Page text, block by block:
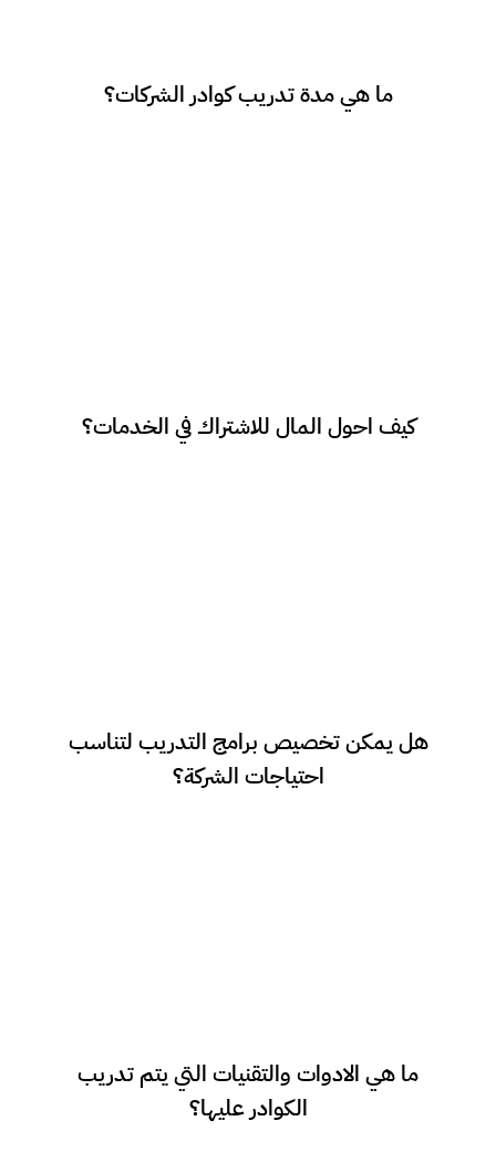
ما هي مدة تدريب كوادر الشركات؟
مدة التدريب تعتمد على متطلبات الشركة واهداف
الكوادر المراد تدريبها.
كيف احول المال للاشتراك في الخدمات؟
متاح تحويلات بنكية داخلية ودولية. وايضا عن
طريق Paypal
هل يمكن تخصيص برامج التدريب لتناسب
احتياجات الشركة؟
احتياجات وأهداف الشركة، مع التركيز على تطوير
المهارات المطلوبة لتحسين الأداء وزيادة الإنتاجية.
ما هي الادوات والتقنيات التي يتم تدريب
الكوادر عليها؟
استراتيجيات التسويق الالكترونى المختلف وكل ما
يحتاجون اليه من مهارات ناعمة وصلبة.